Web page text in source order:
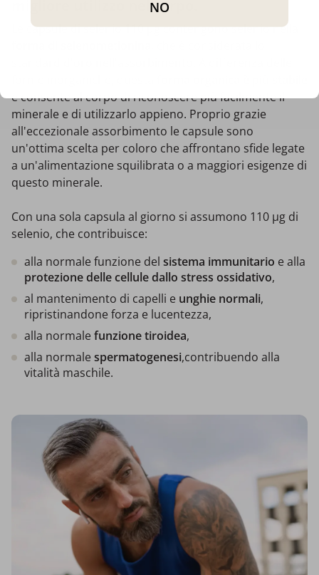
migliore utilizzo nel corpo.
Le capsule di selenio 110 µg contengono selenio nella
e consente al corpo di riconoscere più facilmente il
minerale e di utilizzarlo appieno. Proprio grazie
all'eccezionale assorbimento le capsule sono
un'ottima scelta per coloro che affrontano sfide legate
a un'alimentazione squilibrata o a maggiori esigenze di
questo minerale.
Con una sola capsula al giorno si assumono 110 µg di
selenio, che contribuisce:
alla normale funzione del sistema immunitario e alla
protezione delle cellule dallo stress ossidativo,
al mantenimento di capelli e unghie normali,
ripristinandone forza e lucentezza,
alla normale funzione tiroidea,
alla normale spermatogenesi,contribuendo alla
vitalità maschile.
NO